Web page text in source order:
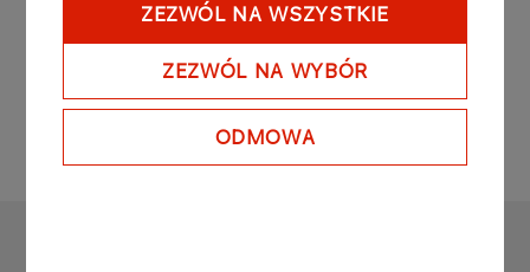
ZEZWÓL NA WSZYSTKIE
ZEZWÓL NA WYBÓR
ODMOWA
Przetwarzanie danych osobowych